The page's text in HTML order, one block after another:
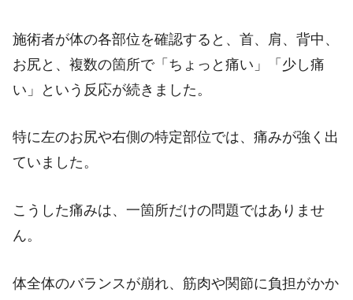
施術者が体の各部位を確認すると、首、肩、背中、
お尻と、複数の箇所で「ちょっと痛い」「少し痛
い」という反応が続きました。
特に左のお尻や右側の特定部位では、痛みが強く出
ていました。
こうした痛みは、一箇所だけの問題ではありませ
ん。
体全体のバランスが崩れ、筋肉や関節に負担がかか